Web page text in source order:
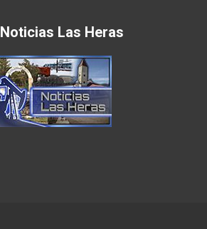
Noticias Las Heras